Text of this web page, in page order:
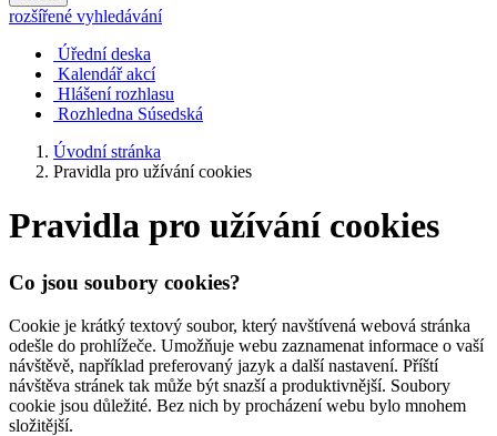
rozšířené vyhledávání
Úřední deska
Kalendář akcí
Hlášení rozhlasu
Rozhledna Súsedská
Úvodní stránka
Pravidla pro užívání cookies
Pravidla pro užívání cookies
Co jsou soubory cookies?
Cookie je krátký textový soubor, který navštívená webová stránka
odešle do prohlížeče. Umožňuje webu zaznamenat informace o vaší
návštěvě, například preferovaný jazyk a další nastavení. Příští
návštěva stránek tak může být snazší a produktivnější. Soubory
cookie jsou důležité. Bez nich by procházení webu bylo mnohem
složitější.